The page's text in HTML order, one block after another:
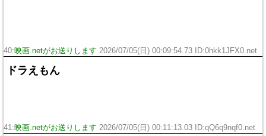
40:映画.netがお送りします 2026/07/05(日) 00:09:54.73 ID:0hkk1JFX0.net
ドラえもん
41:映画.netがお送りします 2026/07/05(日) 00:11:13.03 ID:qQ6q9nqf0.net